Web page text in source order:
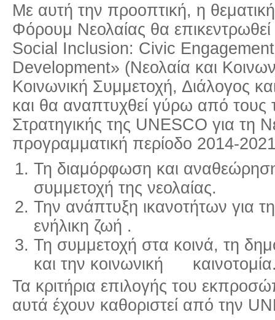
Με αυτή την προοπτική, η
Φόρουμ Νεολαίας θα
Social Inclusion: Civic
Development» (Νεολαία και
Κοινωνική Συμμετοχή, Διάλογος
και θα αναπτυχθεί γύρω από τους
Στρατηγικής της UNESCO για τη
προγραμματική περίοδο 2014-
Τη διαμόρφωση και
συμμετοχή της νεολαίας.
Την ανάπτυξη ικανοτήτων για
ενήλικη ζωή .
Τη συμμετοχή στα κοινά, τη
και την κοινωνική
Τα κριτήρια επιλογής του
αυτά έχουν καθοριστεί από την